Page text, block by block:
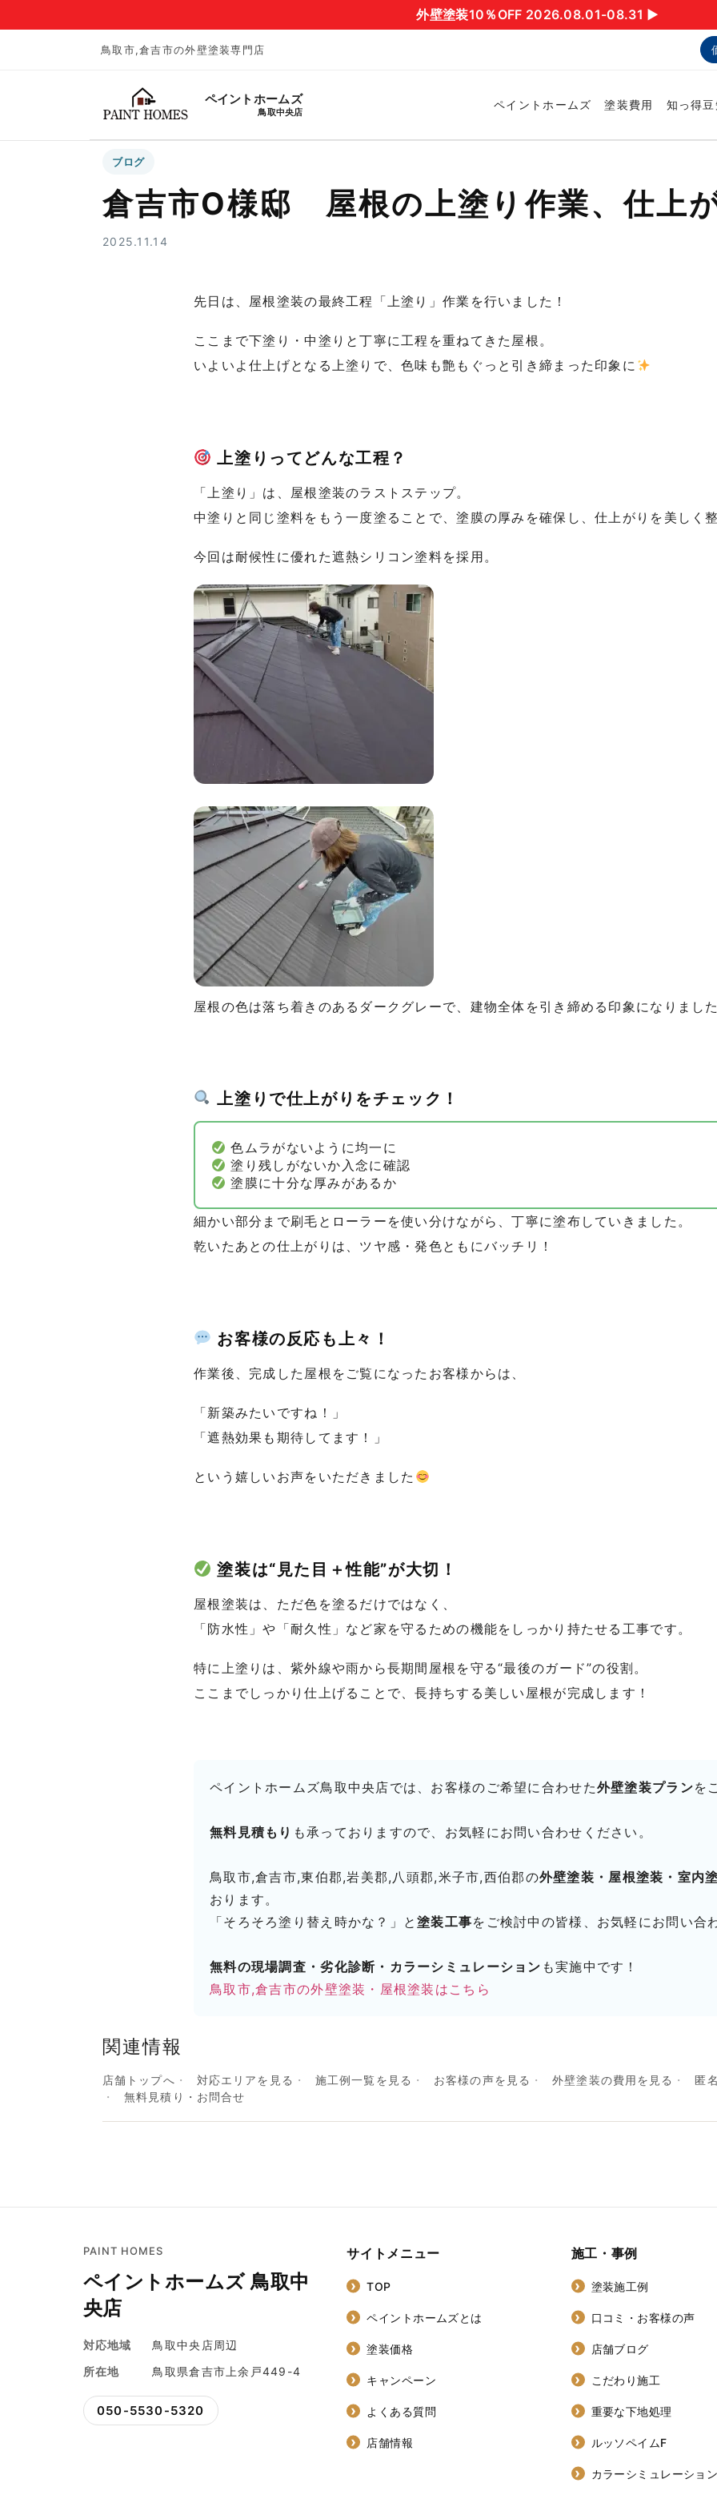
外壁塗装10％OFF 2026.08.01-08.31 ▶︎
鳥取市,倉吉市の外壁塗装専門店
ペイントホームズ
鳥取中央店
ペイントホームズ 塗装費用 知っ得
ブログ
倉吉市O様邸 屋根の上塗り作業、仕上
2025.11.14
先日は、屋根塗装の最終工程「上塗り」作業を行いました！
ここまで下塗り・中塗りと丁寧に工程を重ねてきた屋根。
いよいよ仕上げとなる上塗りで、色味も艶もぐっと引き締まった印象に
上塗りってどんな工程？
「上塗り」は、屋根塗装のラストステップ。
中塗りと同じ塗料をもう一度塗ることで、塗膜の厚みを確保し、仕上がりを美しく整
今回は耐候性に優れた遮熱シリコン塗料を採用。
屋根の色は落ち着きのあるダークグレーで、建物全体を引き締める印象になりました
上塗りで仕上がりをチェック！
色ムラがないように均一に
塗り残しがないか入念に確認
塗膜に十分な厚みがあるか
細かい部分まで刷毛とローラーを使い分けながら、丁寧に塗布していきました。
乾いたあとの仕上がりは、ツヤ感・発色ともにバッチリ！
お客様の反応も上々！
作業後、完成した屋根をご覧になったお客様からは、
「新築みたいですね！」
「遮熱効果も期待してます！」
という嬉しいお声をいただきました
塗装は“見た目＋性能”が大切！
屋根塗装は、ただ色を塗るだけではなく、
「防水性」や「耐久性」など家を守るための機能をしっかり持たせる工事です。
特に上塗りは、紫外線や雨から長期間屋根を守る“最後のガード”の役割。
ここまでしっかり仕上げることで、長持ちする美しい屋根が完成します！
ペイントホームズ鳥取中央店では、お客様のご希望に合わせた外壁塗装プランを
無料見積もり も承っておりますので、お気軽にお問い合わせください。
鳥取市,倉吉市,東伯郡,岩美郡,八頭郡,米子市,西伯郡の外壁塗装・屋根塗装・室内
おります。
「そろそろ塗り替え時かな？」と塗装工事をご検討中の皆様、お気軽にお問い合
無料の現場調査・劣化診断・カラーシミュレーション も実施中です！
鳥取市,倉吉市の外壁塗装・屋根塗装はこちら
関連情報
店舗トップへ 対応エリアを見る 施工例一覧を見る お客様の声を見る 外壁塗装の費用を見る
匿
無料見積り・お問合せ
PAINT HOMES
ペイントホームズ 鳥取中
央店
対応地域
鳥取中央店周辺
所在地
鳥取県倉吉市上余戸449-4
050-5530-5320
サイトメニュー
TOP
ペイントホームズとは
塗装価格
キャンペーン
よくある質問
店舗情報
施工・事例
塗装施工例
口コミ・お客様の声
店舗ブログ
こだわり施工
重要な下地処理
ルッソペイムF
カラーシミュレーション